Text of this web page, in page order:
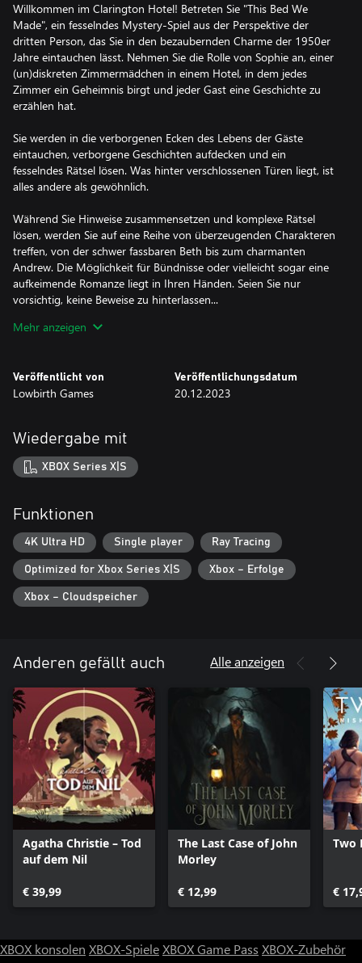
Willkommen im Clarington Hotel! Betreten Sie "This Bed We
Made", ein fesselndes Mystery-Spiel aus der Perspektive der
dritten Person, das Sie in den bezaubernden Charme der 1950er
Jahre eintauchen lässt. Nehmen Sie die Rolle von Sophie an, einer
(un)diskreten Zimmermädchen in einem Hotel, in dem jedes
Zimmer ein Geheimnis birgt und jeder Gast eine Geschichte zu
erzählen hat.
Sie werden in die verborgenen Ecken des Lebens der Gäste
eintauchen, verborgene Geschichten aufdecken und ein
fesselndes Rätsel lösen. Was hinter verschlossenen Türen liegt, ist
alles andere als gewöhnlich.
Während Sie Hinweise zusammensetzen und komplexe Rätsel
lösen, werden Sie auf eine Reihe von überzeugenden Charakteren
treffen, von der schwer fassbaren Beth bis zum charmanten
Andrew. Die Möglichkeit für Bündnisse oder vielleicht sogar eine
aufkeimende Romanze liegt in Ihren Händen. Seien Sie nur
vorsichtig, keine Beweise zu hinterlassen...
- NEO-NOIR ERMITTLUNG: Entdecken Sie eine dunkle,
des Clarington Hotels erkunden;
Interesse am Leben anderer, indem Sie deren Besitz in 360°
inspizieren und Rätsel lösen.
- VERTRAULICHE BEZIEHUNGEN: Knüpfen Sie enge Bande mit
Verbündeten zwischen der cleveren Beth und dem intellektuellen
- REALISTISCHE FOLGEN: Jede Aktion und jede geöffnete Tür
kann Auswirkungen darauf haben, wie sich die Geschichte
entfaltet... einschließlich, wie Sie die Zimmer aufräumen!
entfaltet. Es ist Zeit einzuchecken.
Mehr anzeigen
Veröffentlicht von
Lowbirth Games
Veröffentlichungsdatum
20.12.2023
Wiedergabe mit
XBOX Series X|S
Funktionen
4K Ultra HD Single player Ray Tracing
Optimized for Xbox Series X|S Xbox – Erfolge
Xbox – Cloudspeicher
Anderen gefällt auch Alle anzeigen
Agatha Christie – Tod
auf dem Nil
€ 39,99
The Last Case of John
Morley
€ 12,99
Two
€
XBOX konsolen XBOX-SpieleXBOX Game Pass XBOX-Zubehör